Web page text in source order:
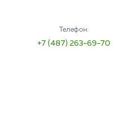
Телефон:
+7 (487) 263-69-70